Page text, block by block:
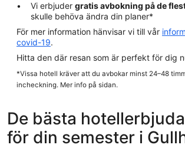
Vi erbjuder gratis avbokning på de
skulle behöva ändra din planer*
För mer information hänvisar vi till vår
covid-19.
Hitta den där resan som är perfekt för dig
*Vissa hotell kräver att du avbokar minst 24–48
incheckning. Mer info på sidan.
De bästa
för din semester i